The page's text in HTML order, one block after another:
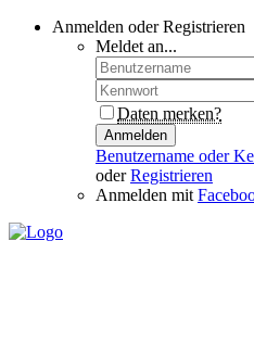
Anmelden oder Registrieren
Meldet an...
Daten merken?
Anmelden
Benutzername oder
oderRegistrieren
Anmelden mit